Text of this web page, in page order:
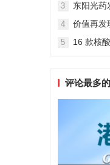
3
东阳光药
维度
4
价值再发
5
16 款核
评论最多